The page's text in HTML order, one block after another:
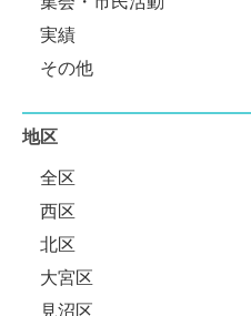
実績
その他
地区
全区
西区
北区
大宮区
見沼区